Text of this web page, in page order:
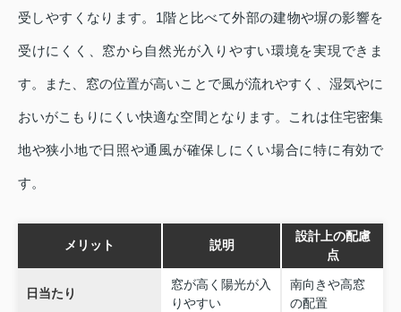
受しやすくなります。1階と比べて外部の建物や塀の影響を
受けにくく、窓から自然光が入りやすい環境を実現できま
す。また、窓の位置が高いことで風が流れやすく、湿気やに
おいがこもりにくい快適な空間となります。これは住宅密集
地や狭小地で日照や通風が確保しにくい場合に特に有効で
す。
メリット 説明
設計上の配慮
点
日当たり
窓が高く陽光が入
りやすい
南向きや高窓
の配置